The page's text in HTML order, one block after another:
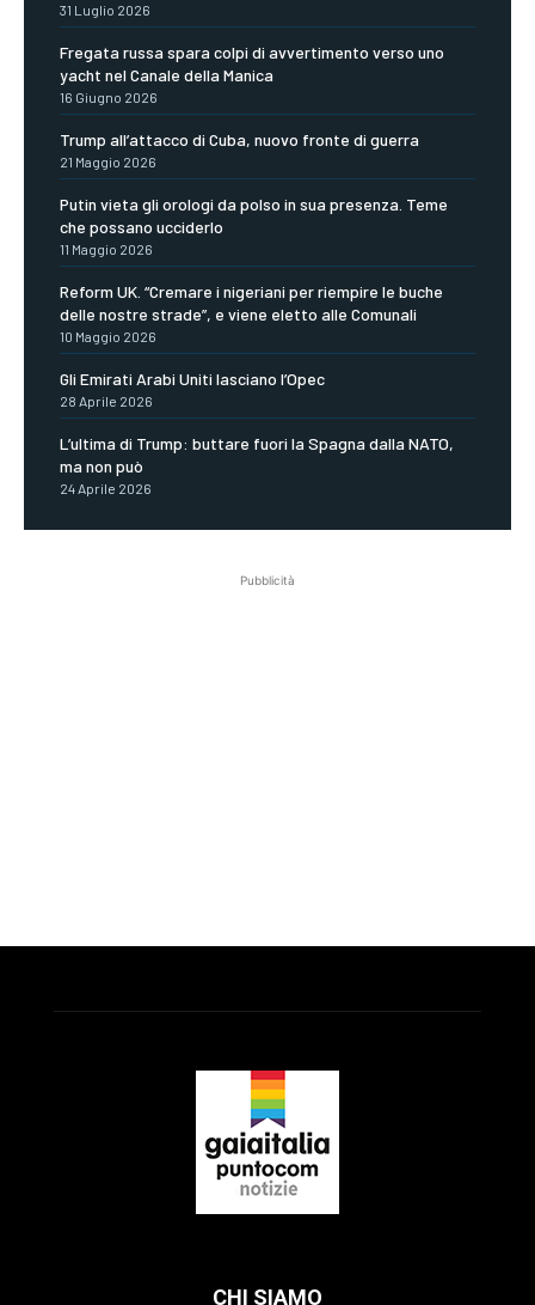
31 Luglio 2026
Fregata russa spara colpi di avvertimento verso uno
yacht nel Canale della Manica
16 Giugno 2026
Trump all’attacco di Cuba, nuovo fronte di guerra
21 Maggio 2026
Putin vieta gli orologi da polso in sua presenza. Teme
che possano ucciderlo
11 Maggio 2026
Reform UK. “Cremare i nigeriani per riempire le buche
delle nostre strade”, e viene eletto alle Comunali
10 Maggio 2026
Gli Emirati Arabi Uniti lasciano l’Opec
28 Aprile 2026
L’ultima di Trump: buttare fuori la Spagna dalla NATO,
ma non può
24 Aprile 2026
Pubblicità
CHI SIAMO